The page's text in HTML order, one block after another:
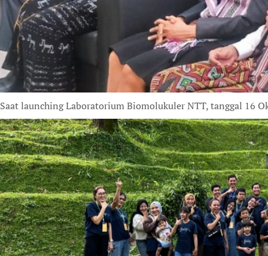
Saat launching Laboratorium Biomolukuler NTT, tanggal 16